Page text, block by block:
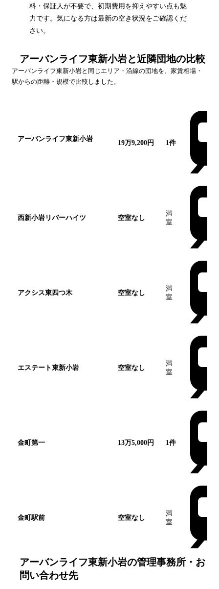
料・保証人が不要で、初期費用を抑えやすい点も魅
力です。気になる方は最新の空き状況をご確認くだ
さい。
アーバンライフ東新小岩と近隣団地の比較
アーバンライフ東新小岩と同じエリア・沿線の団地を、家賃相場・
駅からの距離・規模で比較しました。
アーバンライフ東新小岩
19万9,200円 1件
西新小岩リバーハイツ 空室なし
満
室
アクシス東四つ木 空室なし
満
室
エステート東新小岩 空室なし
満
室
金町第一 13万5,000円 1件
金町駅前 空室なし
満
室
アーバンライフ東新小岩の管理事務所・お
問い合わせ先